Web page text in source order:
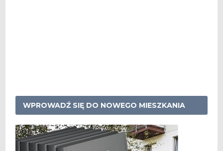
WPROWADŹ SIĘ DO NOWEGO MIESZKANIA